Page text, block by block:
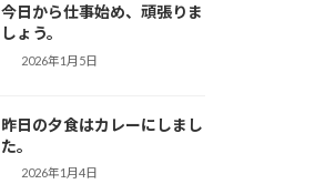
今日から仕事始め、頑張りま
しょう。
2026年1月5日
昨日の夕食はカレーにしまし
た。
2026年1月4日